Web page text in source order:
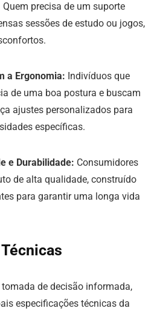
Quem precisa de um suporte
sessões de estudo ou jogos,
a Ergonomia: Indivíduos que
de uma boa postura e buscam
ajustes personalizados para
específicas.
e Durabilidade: Consumidores
de alta qualidade, construído
para garantir uma longa vida
de decisão informada,
especificações técnicas da